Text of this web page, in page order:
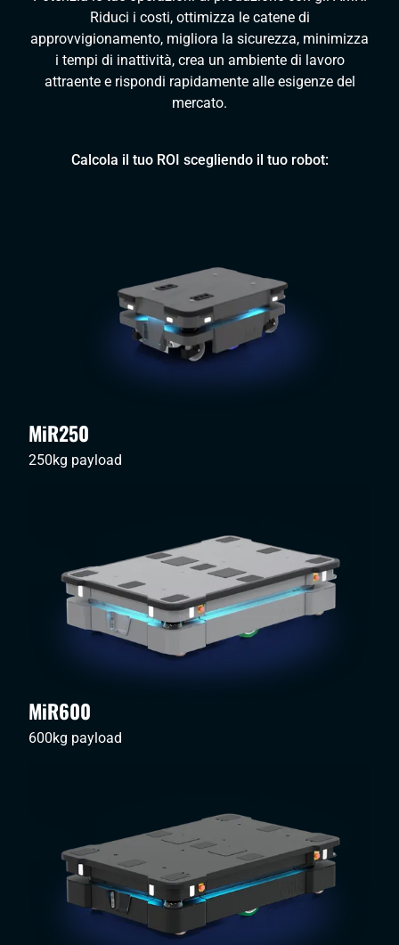
Riduci i costi, ottimizza le catene di
approvvigionamento, migliora la sicurezza, minimizza
i tempi di inattività, crea un ambiente di lavoro
attraente e rispondi rapidamente alle esigenze del
mercato.
Calcola il tuo ROI scegliendo il tuo robot:
MiR250
250kg payload
MiR600
600kg payload